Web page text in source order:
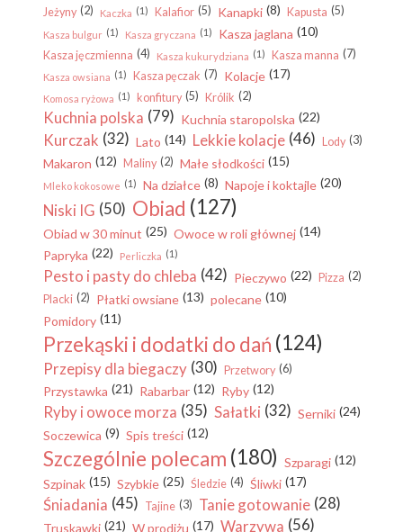
Jeżyny (2) Kaczka (1) Kalafior (5) Kanapki (8) Kapusta (5)
Kasza bulgur (1) Kasza gryczana (1) Kasza jaglana (10)
Kasza jęczmienna (4) Kasza kukurydziana (1) Kasza manna (7)
Kasza owsiana (1) Kasza pęczak (7) Kolacje (17)
Komosa ryżowa (1) konfitury (5) Królik (2)
Kuchnia polska (79) Kuchnia staropolska (22)
Kurczak (32) Lato (14) Lekkie kolacje (46) Lody (3)
Makaron (12) Maliny (2) Małe słodkości (15)
Mleko kokosowe (1) Na działce (8) Napoje i koktajle (20)
Niski IG (50) Obiad (127)
Obiad w 30 minut (25) Owoce w roli głównej (14)
Papryka (22) Perliczka (1)
Pesto i pasty do chleba (42) Pieczywo (22) Pizza (2)
Placki (2) Płatki owsiane (13) polecane (10)
Pomidory (11)
Przekąski i dodatki do dań (124)
Przepisy dla biegaczy (30) Przetwory (6)
Przystawka (21) Rabarbar (12) Ryby (12)
Ryby i owoce morza (35) Sałatki (32) Serniki (24)
Soczewica (9) Spis treści (12)
Szczególnie polecam (180) Szparagi (12)
Szpinak (15) Szybkie (25) Śledzie (4) Śliwki (17)
Śniadania (45) Tajine (3) Tanie gotowanie (28)
Truskawki (21) W prodiżu (17) Warzywa (56)